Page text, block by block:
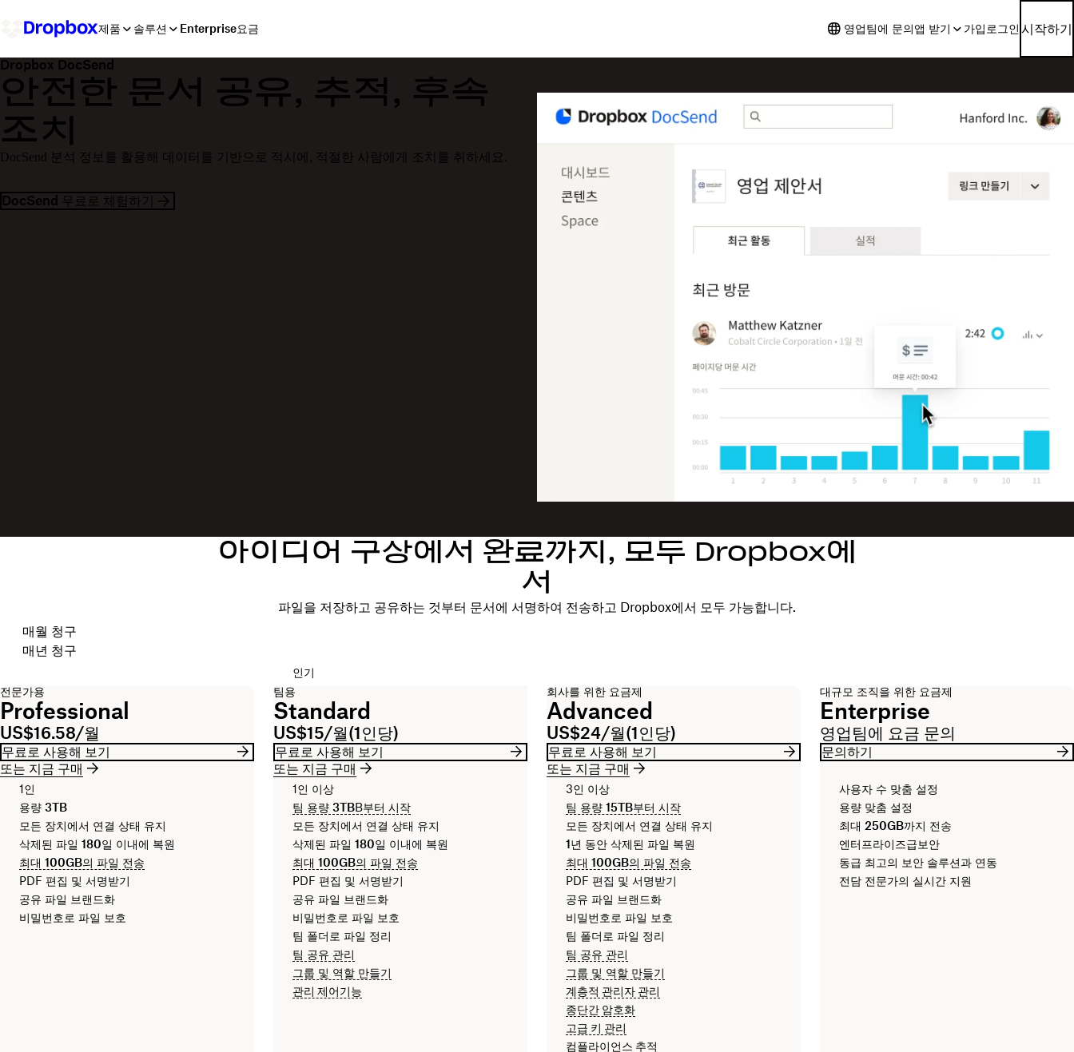
제품 솔루션 Enterprise요금 영업팀에 문의앱 받기 가입 로그인 시작하기
Dropbox DocSend
안전한 문서 공유, 추적, 후속
조치
DocSend 분석 정보를 활용해 데이터를 기반으로 적시에, 적절한 사람에게 조치를 취하세요.
DocSend 무료로 체험하기
아이디어 구상에서 완료까지, 모두 Dropbox에
서
파일을 저장하고 공유하는 것부터 문서에 서명하여 전송하고 Dropbox에서 모두 가능합니다.
청구 주기 선택
매월 청구
매년 청구
전문가용
Professional
US$16.58/월
무료로 사용해 보기
또는 지금 구매
1인
용량 3TB
모든 장치에서 연결 상태 유지
삭제된 파일 180일 이내에 복원
최대 100GB의 파일 전송
PDF 편집 및 서명받기
공유 파일 브랜드화
비밀번호로 파일 보호
인기
팀용
Standard
US$15/월(1인당)
무료로 사용해 보기
또는 지금 구매
1인 이상
팀 용량 3TBB부터 시작
모든 장치에서 연결 상태 유지
삭제된 파일 180일 이내에 복원
최대 100GB의 파일 전송
PDF 편집 및 서명받기
공유 파일 브랜드화
비밀번호로 파일 보호
팀 폴더로 파일 정리
팀 공유 관리
그룹 및 역할 만들기
관리 제어기능
회사를 위한 요금제
Advanced
US$24/월(1인당)
무료로 사용해 보기
또는 지금 구매
3인 이상
팀 용량 15TB부터 시작
모든 장치에서 연결 상태 유지
1년 동안 삭제된 파일 복원
최대 100GB의 파일 전송
PDF 편집 및 서명받기
공유 파일 브랜드화
비밀번호로 파일 보호
팀 폴더로 파일 정리
팀 공유 관리
그룹 및 역할 만들기
계층적 관리자 관리
종단간 암호화
고급 키 관리
컴플라이언스 추적
대규모 조직을 위한 요금제
Enterprise
영업팀에 요금 문의
문의하기
사용자 수 맞춤 설정
용량 맞춤 설정
최대 250GB까지 전송
엔터프라이즈급보안
동급 최고의 보안 솔루션과 연동
전담 전문가의 실시간 지원